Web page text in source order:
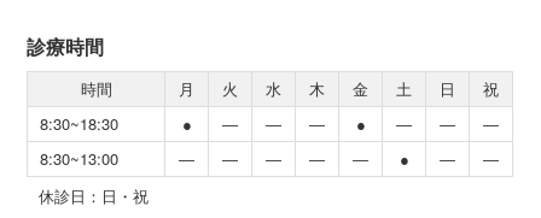
診療時間
時間 月 火 水 木 金 土 日
祝
8:30~18:30
● ― ― ― ● ― ―
―
8:30~13:00
― ― ― ― ― ● ―
―
休診日：日・祝